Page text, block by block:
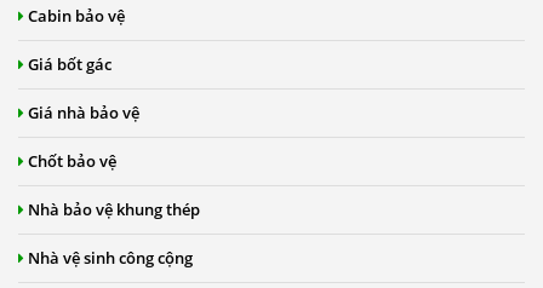
Cabin bảo vệ
Giá bốt gác
Giá nhà bảo vệ
Chốt bảo vệ
Nhà bảo vệ khung thép
Nhà vệ sinh công cộng